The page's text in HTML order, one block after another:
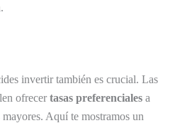
invertir también es crucial. Las
ofrecer tasas preferenciales a
Aquí te mostramos un